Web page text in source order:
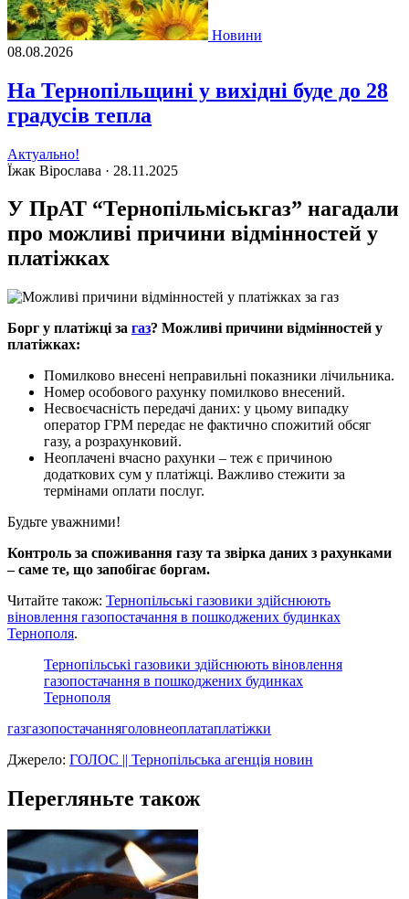
Новини
08.08.2026
На Тернопільщині у вихідні буде до 28
градусів тепла
Актуально!
Їжак Вірослава · 28.11.2025
У ПрАТ “Тернопільміськгаз” нагадали
про можливі причини відмінностей у
платіжках
Борг у платіжці за газ? Можливі причини відмінностей у
платіжках:
Помилково внесені неправильні показники лічильника.
Номер особового рахунку помилково внесений.
Несвоєчасність передачі даних: у цьому випадку
оператор ГРМ передає не фактично спожитий обсяг
газу, а розрахунковий.
Неоплачені вчасно рахунки – теж є причиною
додаткових сум у платіжці. Важливо стежити за
термінами оплати послуг.
Будьте уважними!
Контроль за споживання газу та звірка даних з рахунками
– саме те, що запобігає боргам.
Читайте також: Тернопільські газовики здійснюють
віновлення газопостачання в пошкоджених будинках
Тернополя.
Тернопільські газовики здійснюють віновлення
газопостачання в пошкоджених будинках
Тернополя
газгазопостачанняголовнеоплатаплатіжки
Джерело: ГОЛОС || Тернопільська агенція новин
Перегляньте також